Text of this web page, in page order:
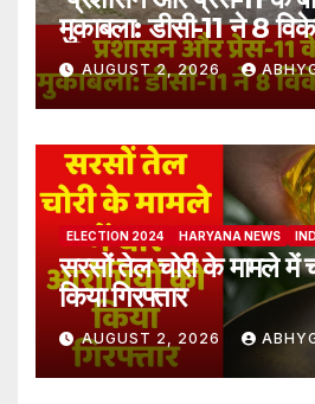
मुकाबला: डीसी-11 ने 8
जीतAUGUST 2, 2026
ELECTION 2024 HARYANA NEWS
सरसों तेल चोरी के मामले में
किया गिरफ्तार
AUGUST 2, 2026